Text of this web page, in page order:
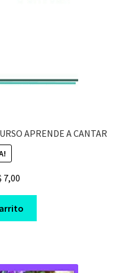
APRENDE A CANTAR
7,00
is:
$ 7,00.